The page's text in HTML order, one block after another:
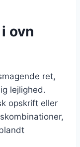
ovn
ret,
lejlighed.
opskrift eller